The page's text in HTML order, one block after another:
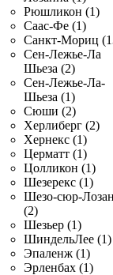
Рюшликон (1)
Саас-Фе (1)
Санкт-Мориц
Сен-Лежье-Ла
Шьеза (2)
Сен-Лежье-Ла-
Шьеза (1)
Сюши (2)
Херлиберг (2)
Хернекс (1)
Церматт (1)
Цолликон (1)
Шезерекс (1)
Шезо-сюр-
(2)
Шезьер (1)
ШиндельЛее (1)
Эпаленж (1)
Эрленбах (1)